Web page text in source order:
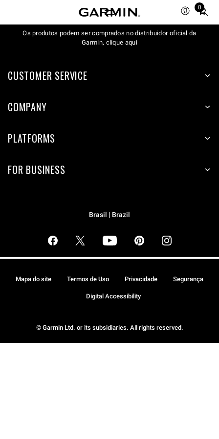
0
Total
items
in
Os produtos podem ser comprados no distribuidor oficial da
Garmin, clique aqui
CUSTOMER SERVICE
COMPANY
PLATFORMS
FOR BUSINESS
Brasil | Brazil
© Garmin Ltd. or its subsidiaries. All rights reserved.
Mapa do site Termos de Uso Privacidade Segurança
Digital Accessibility